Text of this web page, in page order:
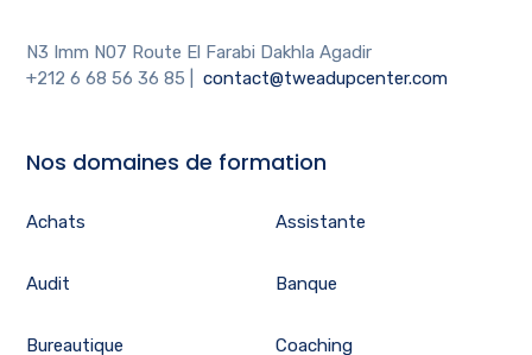
N3 Imm N07 Route El Farabi Dakhla Agadir
+212 6 68 56 36 85
|contact@tweadupcenter.com
Nos domaines de formation
Achats Assistante
Audit Banque
Bureautique Coaching